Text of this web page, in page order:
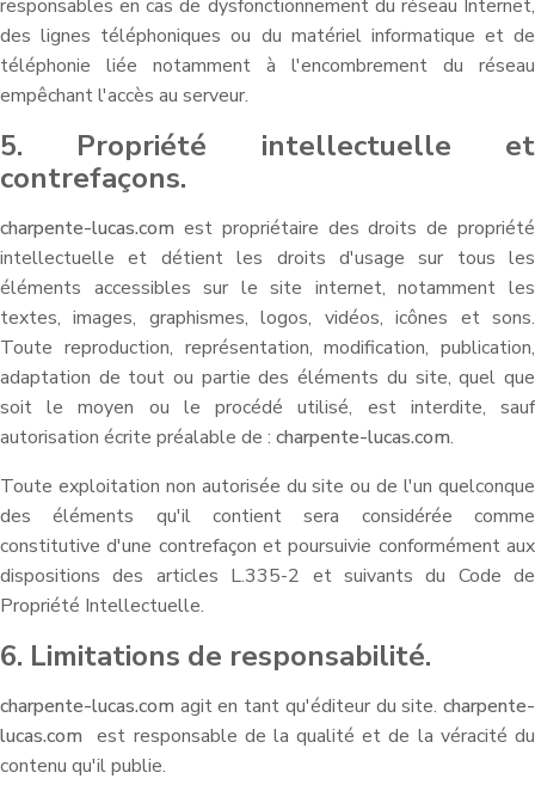
responsables en cas de dysfonctionnement du réseau Internet,
des lignes téléphoniques ou du matériel informatique et de
téléphonie liée notamment à l'encombrement du réseau
empêchant l'accès au serveur.
5. Propriété intellectuelle et
contrefaçons.
charpente-lucas.com est propriétaire des droits de propriété
intellectuelle et détient les droits d'usage sur tous les
éléments accessibles sur le site internet, notamment les
textes, images, graphismes, logos, vidéos, icônes et sons.
Toute reproduction, représentation, modification, publication,
adaptation de tout ou partie des éléments du site, quel que
soit le moyen ou le procédé utilisé, est interdite, sauf
autorisation écrite préalable de : charpente-lucas.com.
Toute exploitation non autorisée du site ou de l'un quelconque
des éléments qu'il contient sera considérée comme
constitutive d'une contrefaçon et poursuivie conformément aux
dispositions des articles L.335-2 et suivants du Code de
Propriété Intellectuelle.
6. Limitations de responsabilité.
charpente-lucas.com agit en tant qu'éditeur du site. charpente-
lucas.com est responsable de la qualité et de la véracité du
contenu qu'il publie.